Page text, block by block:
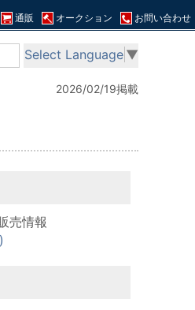
通販 オークション お問い合わせ
Select Language ▼
2026/02/19掲載
売情報